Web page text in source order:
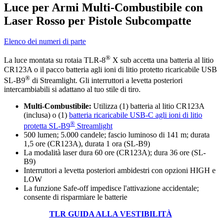
Luce per Armi Multi-Combustibile con
Laser Rosso per Pistole Subcompatte
Elenco dei numeri di parte
La luce montata su rotaia TLR-8® X sub accetta una batteria al litio
CR123A o il pacco batteria agli ioni di litio protetto ricaricabile USB
SL-B9® di Streamlight. Gli interruttori a levetta posteriori
intercambiabili si adattano al tuo stile di tiro.
Multi-Combustibile: Utilizza (1) batteria al litio CR123A
(inclusa) o (1) batteria ricaricabile USB-C agli ioni di litio
protetta SL-B9® Streamlight
500 lumen; 5.000 candele; fascio luminoso di 141 m; durata
1,5 ore (CR123A), durata 1 ora (SL-B9)
La modalità laser dura 60 ore (CR123A); dura 36 ore (SL-
B9)
Interruttori a levetta posteriori ambidestri con opzioni HIGH e
LOW
La funzione Safe-off impedisce l'attivazione accidentale;
consente di risparmiare le batterie
TLR GUIDA ALLA VESTIBILITÀ